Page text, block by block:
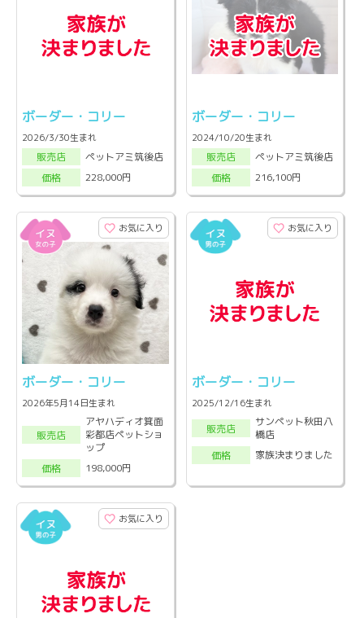
ボーダー・コリー
2026/3/30生まれ
販売店
ペットアミ筑後店
価格
228,000円
ボーダー・コリー
2024/10/20生まれ
販売店
ペットアミ筑後店
価格
216,100円
お気に入り
ボーダー・コリー
2026年5月14日生まれ
販売店
アヤハディオ箕面
彩都店ペットショ
ップ
価格
198,000円
お気に入り
ボーダー・コリー
2025/12/16生まれ
販売店
サンペット秋田八
橋店
価格
家族決まりました
お気に入り